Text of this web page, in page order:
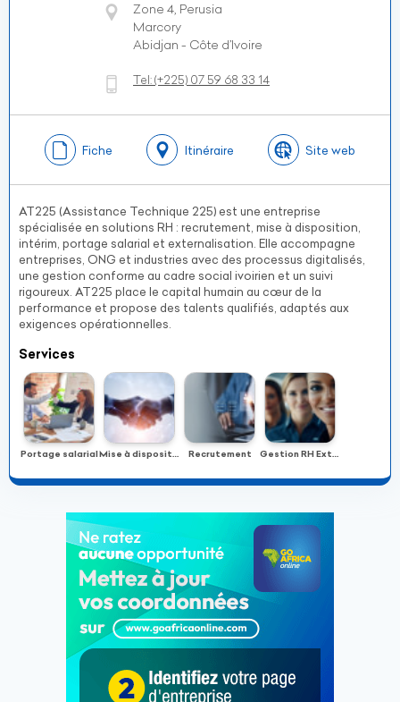
Zone 4, Perusia
Marcory
Abidjan - Côte d’Ivoire
Tel:(+225) 07 59 68 33 14
Fiche Itinéraire Site web
AT225 (Assistance Technique 225) est une entreprise
spécialisée en solutions RH : recrutement, mise à disposition,
intérim, portage salarial et externalisation. Elle accompagne
entreprises, ONG et industries avec des processus digitalisés,
une gestion conforme au cadre social ivoirien et un suivi
rigoureux. AT225 place le capital humain au cœur de la
performance et propose des talents qualifiés, adaptés aux
exigences opérationnelles.
Services
Portage salarial Mise à disposition Recrutement Gestion RH Externalisée